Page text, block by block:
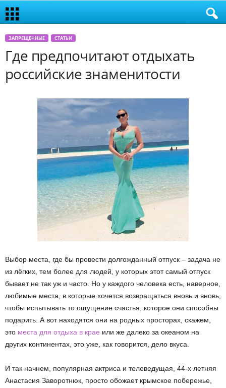
ЗАПРЕЩЕННЫЕ СТАТЬИ
Где предпочитают отдыхать
российские знаменитости
Выбор места, где бы провести долгожданный отпуск – задача не
из лёгких, тем более для людей, у которых этот самый отпуск
бывает не так уж и часто. Но у каждого человека есть, наверное,
любимые места, в которые хочется возвращаться вновь и вновь,
чтобы испытывать то ощущение счастья, которое они способны
подарить. А вот находятся они на родных просторах, скажем,
это места для отдыха в крае или же далеко за океаном на
других континентах, это уже, как говорится, дело вкуса.
И так начнем, популярная актриса и телеведущая, 44-х летняя
Анастасия Заворотнюк, просто обожает крымское побережье,